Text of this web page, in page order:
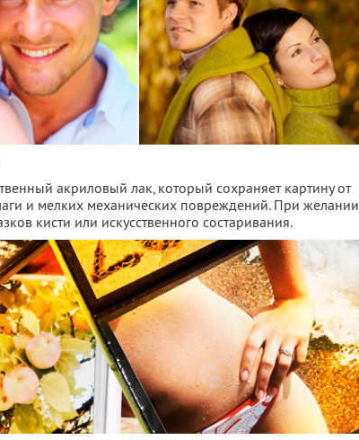
акриловый лак, который сохраняет картину от
и мелких механических повреждений. При желании
кисти или искусственного состаривания.